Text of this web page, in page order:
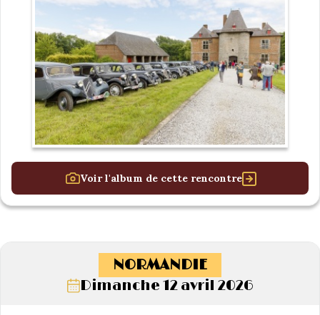
Voir l'album de cette rencontre
NORMANDIE
Dimanche 12 avril 2026